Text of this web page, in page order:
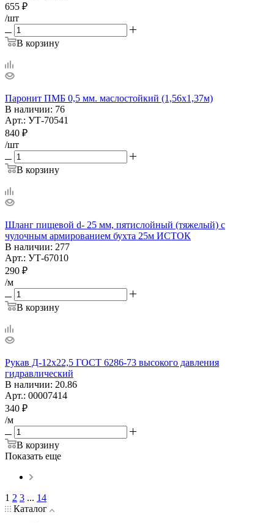
655 ₽
/шт
В корзину
Паронит ПМБ 0,5 мм. маслостойкий (1,56х1,37м)
В наличии: 76
Арт.: УТ-70541
840 ₽
/шт
В корзину
Шланг пищевой d- 25 мм, пятислойный (тяжелый) с
чулочным армированием бухта 25м ИСТОК
В наличии: 277
Арт.: УТ-67010
290 ₽
/м
В корзину
Рукав Д-12х22,5 ГОСТ 6286-73 высокого давления
гидравлический
В наличии: 20.86
Арт.: 00007414
340 ₽
/м
В корзину
Показать еще
1 2 3 ... 14
Каталог